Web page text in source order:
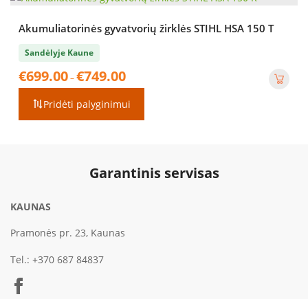
Akumuliatorinės gyvatvorių žirklės STIHL HSA 150 T
Sandėlyje Kaune
€699.00–€749.00
€699.00
through
Pridėti palyginimui
Garantinis servisas
KAUNAS
Pramonės pr. 23, Kaunas
Tel.: +370 687 84837